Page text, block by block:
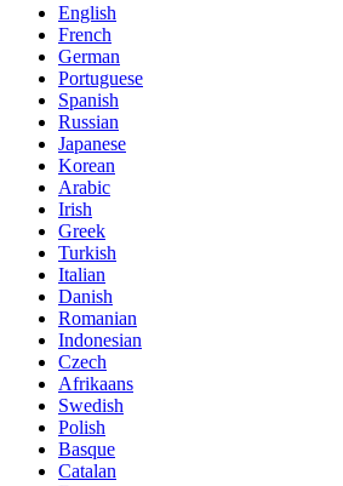
English
French
German
Portuguese
Spanish
Russian
Japanese
Korean
Arabic
Irish
Greek
Turkish
Italian
Danish
Romanian
Indonesian
Czech
Afrikaans
Swedish
Polish
Basque
Catalan